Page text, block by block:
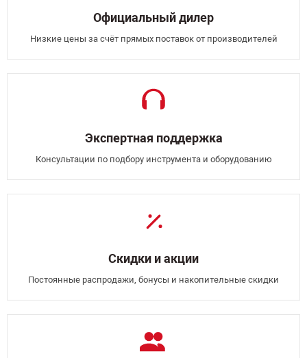
Официальный дилер
Низкие цены за счёт прямых поставок от производителей
Экспертная поддержка
Консультации по подбору инструмента и оборудованию
Скидки и акции
Постоянные распродажи, бонусы и накопительные скидки